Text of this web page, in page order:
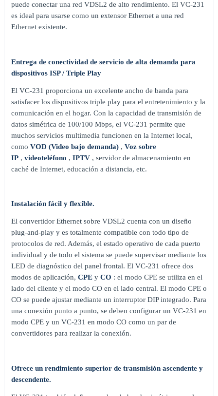
puede conectar una red VDSL2 de alto rendimiento. El VC-231
es ideal para usarse como un extensor Ethernet a una red
Ethernet existente.
Entrega de conectividad de servicio de alta demanda para
dispositivos ISP / Triple Play
El VC-231 proporciona un excelente ancho de banda para
satisfacer los dispositivos triple play para el entretenimiento y la
comunicación en el hogar. Con la capacidad de transmisión de
datos simétrica de 100/100 Mbps, el VC-231 permite que
muchos servicios multimedia funcionen en la Internet local,
como VOD (Video bajo demanda) , Voz sobre
IP , videoteléfono , IPTV , servidor de almacenamiento en
caché de Internet, educación a distancia, etc.
Instalación fácil y flexible.
El convertidor Ethernet sobre VDSL2 cuenta con un diseño
plug-and-play y es totalmente compatible con todo tipo de
protocolos de red. Además, el estado operativo de cada puerto
individual y de todo el sistema se puede supervisar mediante los
LED de diagnóstico del panel frontal. El VC-231 ofrece dos
modos de aplicación, CPE y CO : el modo CPE se utiliza en el
lado del cliente y el modo CO en el lado central. El modo CPE o
CO se puede ajustar mediante un interruptor DIP integrado. Para
una conexión punto a punto, se deben configurar un VC-231 en
modo CPE y un VC-231 en modo CO como un par de
convertidores para realizar la conexión.
Ofrece un rendimiento superior de transmisión ascendente y
descendente.